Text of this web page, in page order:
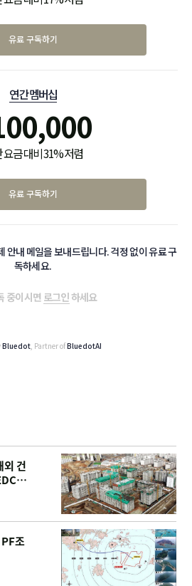
유료 구독하기
연간 멤버십
요금 대비 31% 저렴
유료 구독하기
안내 메일을 보내드립니다. 걱정 없이 유료 구
독하세요.
중이시면로그인하세요
Bluedot, Partner ofBluedotAI
건
설
조